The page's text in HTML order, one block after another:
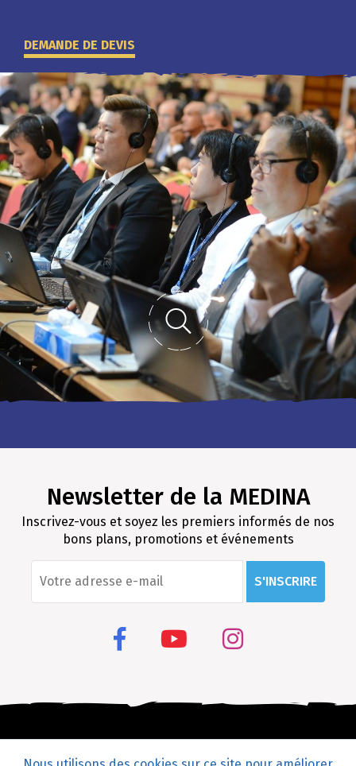
DEMANDE DE DEVIS
Newsletter de la MEDINA
Inscrivez-vous et soyez les premiers informés de nos
bons plans, promotions et événements
S'INSCRIRE